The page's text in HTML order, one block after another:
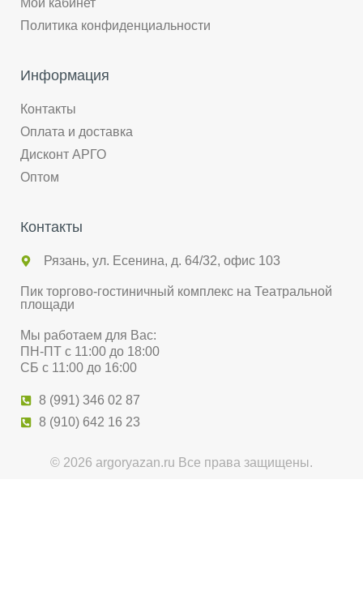
Мой кабинет
Политика конфиденциальности
Информация
Контакты
Оплата и доставка
Дисконт АРГО
Оптом
Контакты
Рязань, ул. Есенина, д. 64/32, офис 103
Пик торгово-гостиничный комплекс на Театральной
площади
Мы работаем для Вас:
ПН-ПТ с 11:00 до 18:00
СБ с 11:00 до 16:00
8 (991) 346 02 87
8 (910) 642 16 23
© 2026 argoryazan.ru Все права защищены.